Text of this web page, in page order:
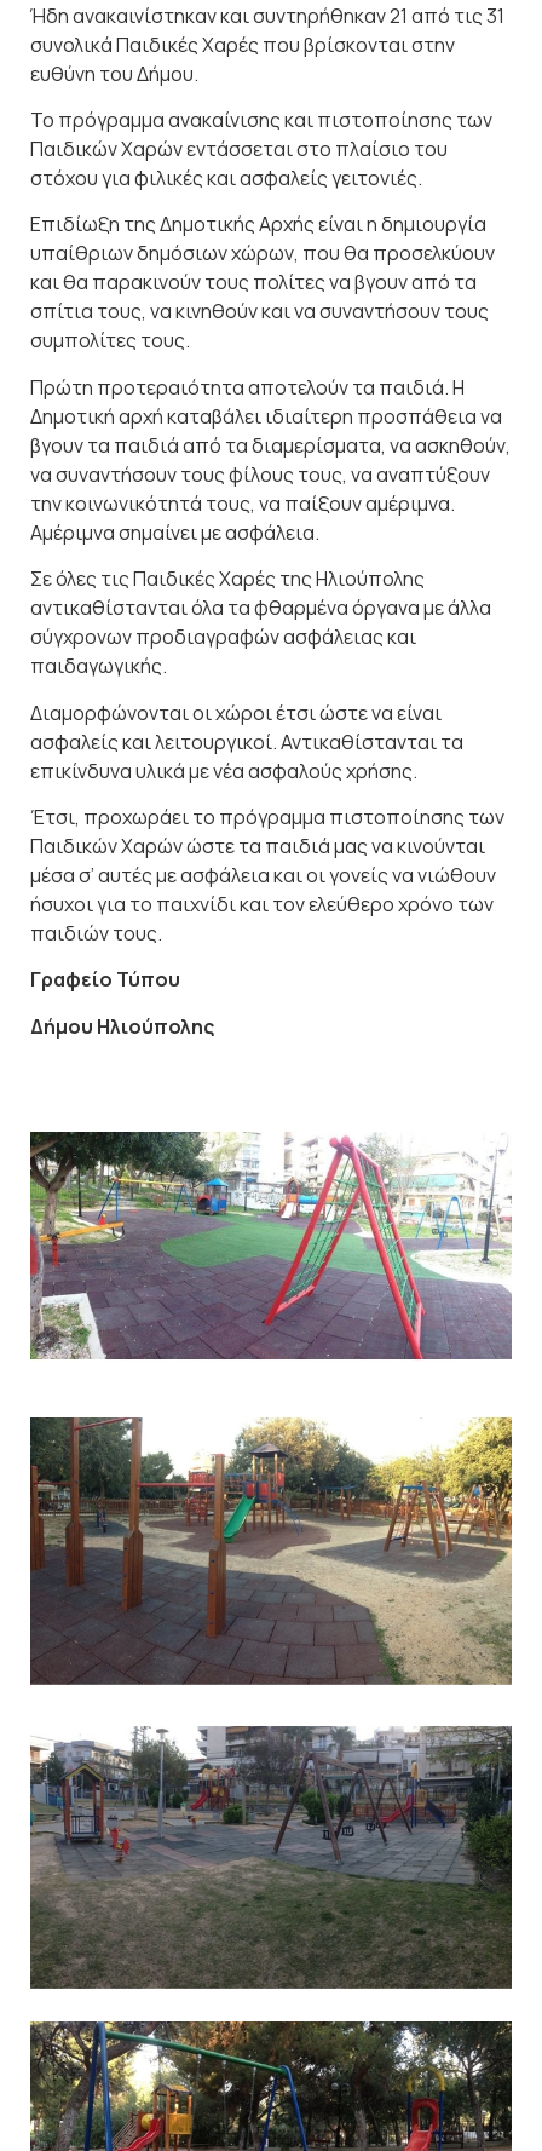
Ήδη ανακαινίστηκαν και συντηρήθηκαν 21 από τις 31
συνολικά Παιδικές Χαρές που βρίσκονται στην
ευθύνη του Δήμου.
Το πρόγραμμα ανακαίνισης και πιστοποίησης των
Παιδικών Χαρών εντάσσεται στο πλαίσιο του
στόχου για φιλικές και ασφαλείς γειτονιές.
Επιδίωξη της Δημοτικής Αρχής είναι η δημιουργία
υπαίθριων δημόσιων χώρων, που θα προσελκύουν
και θα παρακινούν τους πολίτες να βγουν από τα
σπίτια τους, να κινηθούν και να συναντήσουν τους
συμπολίτες τους.
Πρώτη προτεραιότητα αποτελούν τα παιδιά. Η
Δημοτική αρχή καταβάλει ιδιαίτερη προσπάθεια να
βγουν τα παιδιά από τα διαμερίσματα, να ασκηθούν,
να συναντήσουν τους φίλους τους, να αναπτύξουν
την κοινωνικότητά τους, να παίξουν αμέριμνα.
Αμέριμνα σημαίνει με ασφάλεια.
Σε όλες τις Παιδικές Χαρές της Ηλιούπολης
αντικαθίστανται όλα τα φθαρμένα όργανα με άλλα
σύγχρονων προδιαγραφών ασφάλειας και
παιδαγωγικής.
Διαμορφώνονται οι χώροι έτσι ώστε να είναι
ασφαλείς και λειτουργικοί. Αντικαθίστανται τα
επικίνδυνα υλικά με νέα ασφαλούς χρήσης.
Έτσι, προχωράει το πρόγραμμα πιστοποίησης των
Παιδικών Χαρών ώστε τα παιδιά μας να κινούνται
μέσα σ’ αυτές με ασφάλεια και οι γονείς να νιώθουν
ήσυχοι για το παιχνίδι και τον ελεύθερο χρόνο των
παιδιών τους.
Γραφείο Τύπου
Δήμου Ηλιούπολης